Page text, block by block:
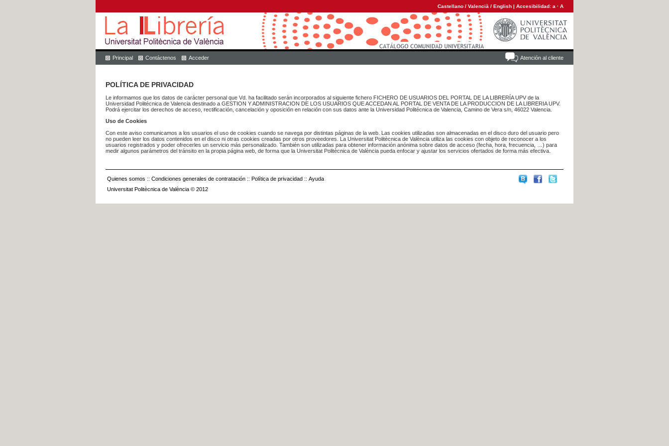
Castellano / Valencià / English | Accesibilidad: a · A
Atención al cliente
Principal Contáctenos Acceder
POLÍTICA DE PRIVACIDAD
Le informamos que los datos de carácter personal que Vd. ha facilitado serán incorporados al siguiente fichero FICHERO DE USUARIOS DEL PORTAL DE LA LIBRERÍA UPV de la
Universidad Politécnica de Valencia destinado a GESTION Y ADMINISTRACION DE LOS USUARIOS QUE ACCEDAN AL PORTAL DE VENTA DE LA PRODUCCION DE LA LIBRERIA UPV.
Podrá ejercitar los derechos de acceso, rectificación, cancelación y oposición en relación con sus datos ante la Universidad Politécnica de Valencia, Camino de Vera s/n, 46022 Valencia.
Uso de Cookies
Con este aviso comunicamos a los usuarios el uso de cookies cuando se navega por distintas páginas de la web. Las cookies utilizadas son almacenadas en el disco duro del usuario pero
no pueden leer los datos contenidos en el disco ni otras cookies creadas por otros proveedores. La Universitat Politècnica de València utiliza las cookies con objeto de reconocer a los
usuarios registrados y poder ofrecerles un servicio más personalizado. También son utilizadas para obtener información anónima sobre datos de acceso (fecha, hora, frecuencia, …) para
medir algunos parámetros del tránsito en la propia página web, de forma que la Universitat Politècnica de València pueda enfocar y ajustar los servicios ofertados de forma más efectiva.
Quienes somos :: Condiciones generales de contratación :: Política de privacidad :: Ayuda
Universitat Politècnica de València © 2012